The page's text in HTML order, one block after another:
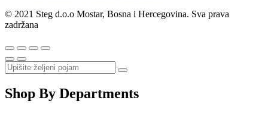
© 2021 Steg d.o.o Mostar, Bosna i Hercegovina. Sva prava
zadržana
Shop By Departments